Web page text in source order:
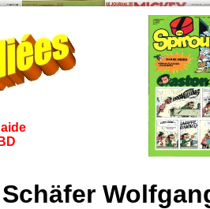
Schäfer